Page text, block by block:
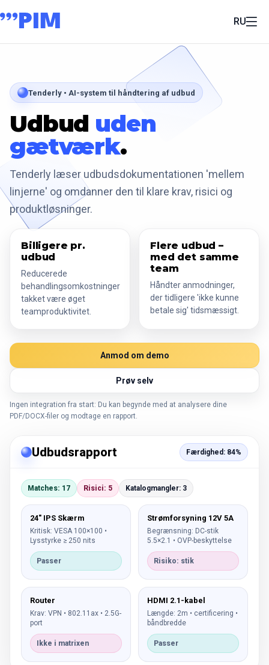
RU
Tenderly • AI-system til håndtering af udbud
Udbud uden
gætværk.
Tenderly læser udbudsdokumentationen 'mellem
linjerne' og omdanner den til klare krav, risici og
produktløsninger.
Billigere pr.
udbud
Reducerede
behandlingsomkostninger
takket være øget
teamproduktivitet.
Flere udbud –
med det samme
team
Håndter anmodninger,
der tidligere 'ikke kunne
betale sig' tidsmæssigt.
Anmod om demo
Prøv selv
Ingen integration fra start: Du kan begynde med at analysere dine
PDF/DOCX-filer og modtage en rapport.
Udbudsrapport Færdighed: 84%
Matches: 17 Risici: 5 Katalogmangler: 3
24" IPS Skærm
Kritisk: VESA 100×100 •
Lysstyrke ≥ 250 nits
Passer
Strømforsyning 12V 5A
Begrænsning: DC-stik
5.5×2.1 • OVP-beskyttelse
Risiko: stik
Router
Krav: VPN • 802.11ax • 2.5G-
port
Ikke i matrixen
HDMI 2.1-kabel
Længde: 2m • certificering •
båndbredde
Passer